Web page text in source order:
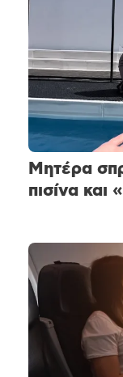
Μητέρα
πισίνα και